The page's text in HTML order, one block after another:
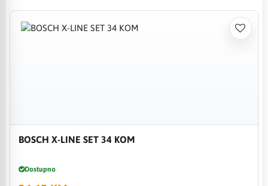
BOSCH X-LINE SET 34 KOM
Dostupno